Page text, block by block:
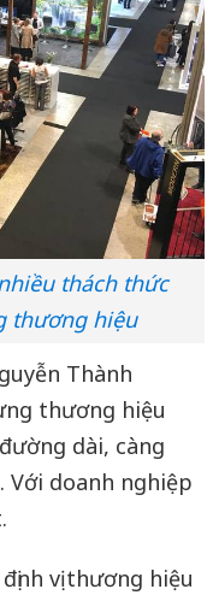
thách thức
thương hiệu
Thành
thương hiệu
dài, càng
doanh nghiệp
vị thương hiệu